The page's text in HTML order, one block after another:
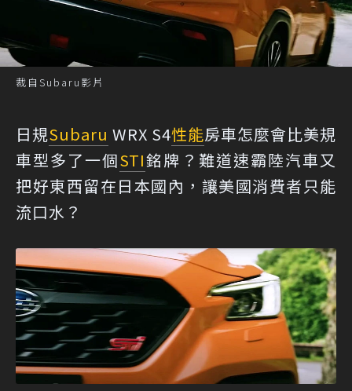
裁自Subaru影片
日規Subaru WRX S4性能房車怎麼會比美規
車型多了一個STI銘牌？難道速霸陸汽車又
把好東西留在日本國內，讓美國消費者只能
流口水？